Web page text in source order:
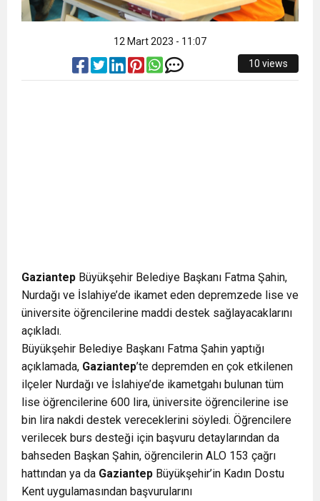
12 Mart 2023 - 11:07
10 views
Gaziantep Büyükşehir Belediye Başkanı Fatma Şahin,
Nurdağı ve İslahiye’de ikamet eden depremzede lise ve
üniversite öğrencilerine maddi destek sağlayacaklarını
açıkladı.
Büyükşehir Belediye Başkanı Fatma Şahin yaptığı
açıklamada, Gaziantep’te depremden en çok etkilenen
ilçeler Nurdağı ve İslahiye’de ikametgahı bulunan tüm
lise öğrencilerine 600 lira, üniversite öğrencilerine ise
bin lira nakdi destek vereceklerini söyledi. Öğrencilere
verilecek burs desteği için başvuru detaylarından da
bahseden Başkan Şahin, öğrencilerin ALO 153 çağrı
hattından ya da Gaziantep Büyükşehir’in Kadın Dostu
Kent uygulamasından başvurularını